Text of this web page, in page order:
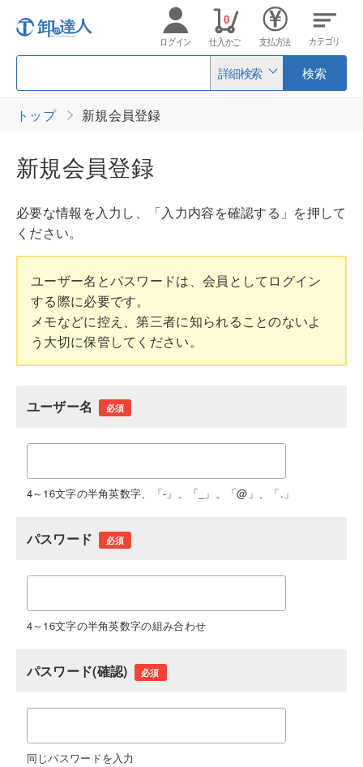
詳細検索 検索
ログイン 仕入かご
0
支払方法 カテゴリ
トップ 新規会員登録
新規会員登録
必要な情報を入力し、「入力内容を確認する」を押して
ください。
ユーザー名とパスワードは、会員としてログイン
する際に必要です。
メモなどに控え、第三者に知られることのないよ
う大切に保管してください。
ユーザー名 必須
4～16文字の半角英数字、「-」、「_」、「@」、「.」
パスワード 必須
4～16文字の半角英数字の組み合わせ
パスワード(確認) 必須
同じパスワードを入力